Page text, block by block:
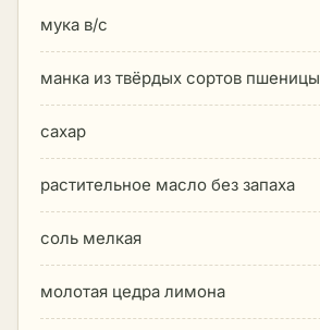
мука в/с
манка из твёрдых сортов пшеницы
сахар
растительное масло без запаха
соль мелкая
молотая цедра лимона